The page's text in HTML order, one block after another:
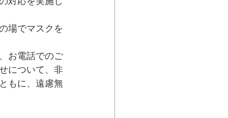
場でマスクを
お電話でのご
について、非
もに、遠慮無